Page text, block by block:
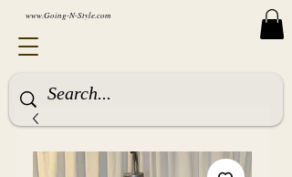
www.Going-N-Style.com